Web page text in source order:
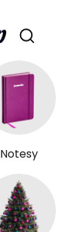
Otwórz
Notesy